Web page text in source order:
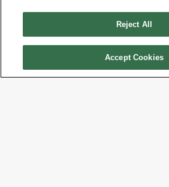
Reject All
Accept Cookies